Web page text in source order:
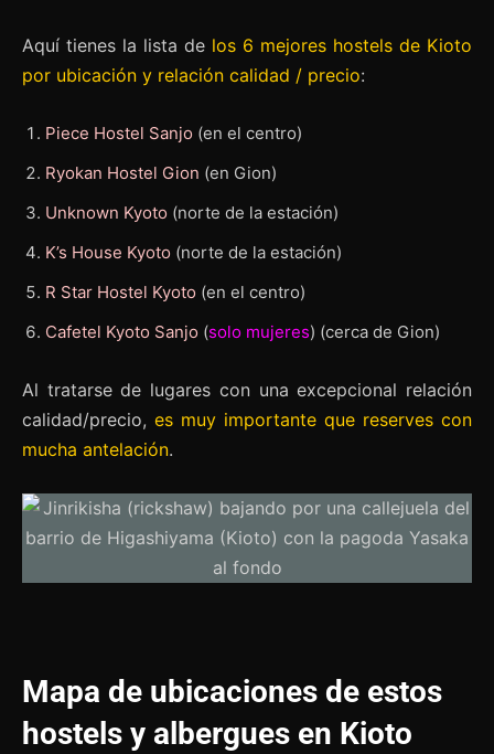
Aquí tienes la lista de los 6 mejores hostels de Kioto
por ubicación y relación calidad / precio:
Piece Hostel Sanjo (en el centro)
Ryokan Hostel Gion (en Gion)
Unknown Kyoto (norte de la estación)
K’s House Kyoto (norte de la estación)
R Star Hostel Kyoto (en el centro)
Cafetel Kyoto Sanjo (solo mujeres) (cerca de Gion)
Al tratarse de lugares con una excepcional relación
calidad/precio, es muy importante que reserves con
mucha antelación.
Mapa de ubicaciones de estos
hostels y albergues en Kioto